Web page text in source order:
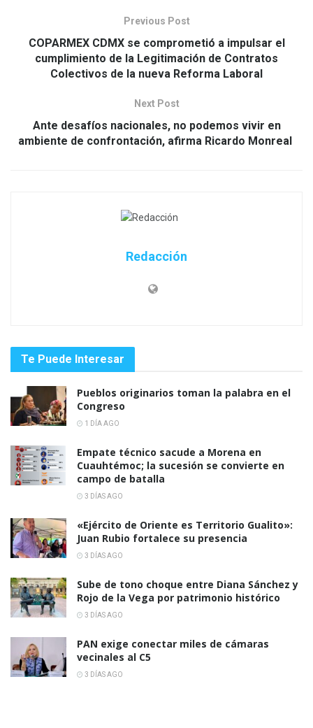
Previous Post
COPARMEX CDMX se comprometió a impulsar el
cumplimiento de la Legitimación de Contratos
Colectivos de la nueva Reforma Laboral
Next Post
Ante desafíos nacionales, no podemos vivir en
ambiente de confrontación, afirma Ricardo Monreal
Redacción
Te Puede Interesar
Pueblos originarios toman la palabra en el
Congreso
1 DÍA AGO
Empate técnico sacude a Morena en
Cuauhtémoc; la sucesión se convierte en
campo de batalla
3 DÍAS AGO
«Ejército de Oriente es Territorio Gualito»:
Juan Rubio fortalece su presencia
3 DÍAS AGO
Sube de tono choque entre Diana Sánchez y
Rojo de la Vega por patrimonio histórico
3 DÍAS AGO
PAN exige conectar miles de cámaras
vecinales al C5
3 DÍAS AGO